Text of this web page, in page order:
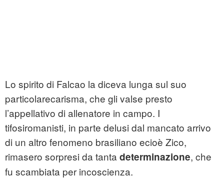
Lo spirito di Falcao la diceva lunga sul suo
particolarecarisma, che gli valse presto
l’appellativo di allenatore in campo. I
tifosiromanisti, in parte delusi dal mancato arrivo
di un altro fenomeno brasiliano ecioè Zico,
rimasero sorpresi da tanta determinazione, che
fu scambiata per incoscienza.